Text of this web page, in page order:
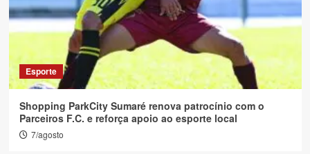
Esporte
Shopping ParkCity Sumaré renova patrocínio com o
Parceiros F.C. e reforça apoio ao esporte local
7/agosto